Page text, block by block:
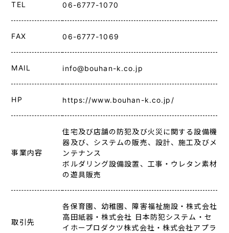
TEL 06-6777-1070
FAX 06-6777-1069
MAIL info@bouhan-k.co.jp
HP https://www.bouhan-k.co.jp/
事業内容
住宅及び店舗の防犯及び火災に関する設備機
器及び、システムの販売、設計、施工及びメ
ンテナンス
ボルダリング設備設置、工事・ウレタン素材
の遊具販売
取引先
各保育園、幼稚園、障害福祉施設・株式会社
高田紙器・株式会社 日本防犯システム・セ
イホープロダクツ株式会社・株式会社アプラ